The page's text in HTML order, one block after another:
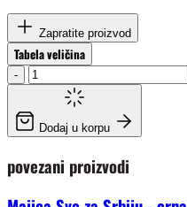
Zapratite proizvod
Tabela veličina
-
Dodaj u korpu
povezani proizvodi